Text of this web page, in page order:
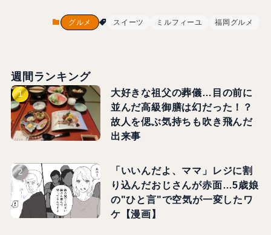
グルメ スイーツ ミルフィーユ 福岡グルメ
週間ランキング
大好きな祖父の葬儀…目の前に
並んだ高級御膳は幻だった！？
故人を偲ぶ気持ちも吹き飛んだ
出来事
「いいんだよ、ママ」レジに割
り込んだおじさんが赤面…5歳娘
の"ひと言"で空気が一変したワ
ケ【漫画】